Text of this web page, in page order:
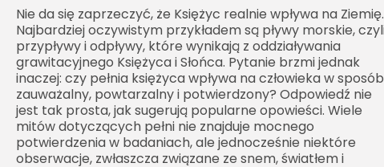
Nie da się zaprzeczyć, że Księżyc realnie wpływa na Ziemię.
Najbardziej oczywistym przykładem są pływy morskie,
przypływy i odpływy, które wynikają z oddziaływania
grawitacyjnego Księżyca i Słońca. Pytanie brzmi jednak
inaczej: czy pełnia księżyca wpływa na człowieka w sposób
zauważalny, powtarzalny i potwierdzony? Odpowiedź nie
jest tak prosta, jak sugerują popularne opowieści. Wiele
mitów dotyczących pełni nie znajduje mocnego
potwierdzenia w badaniach, ale jednocześnie niektóre
obserwacje, zwłaszcza związane ze snem, światłem i